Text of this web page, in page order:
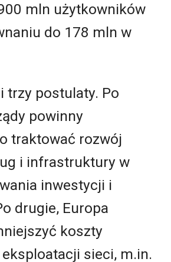
mln użytkowników
do 178 mln w
trzy postulaty. Po
powinny
traktować rozwój
i infrastruktury w
inwestycji i
drugie, Europa
koszty
sieci, m.in.